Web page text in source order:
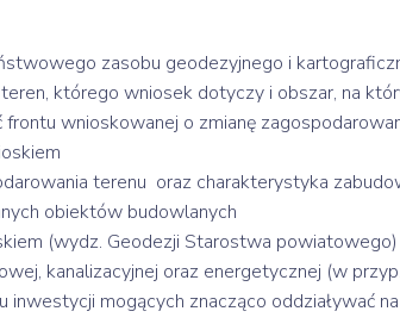
zasobu geodezyjnego i
którego wniosek dotyczy i obszar, na
wnioskowanej o zmianę
terenu oraz charakterystyka
obiektów budowlanych
(wydz. Geodezji Starostwa powiatowego)
kanalizacyjnej oraz energetycznej (w
mogących znacząco oddziaływać